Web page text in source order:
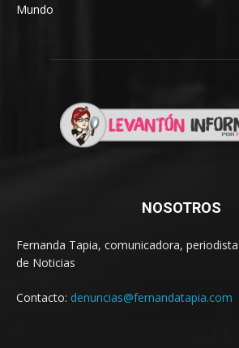
Mundo
NOSOTROS
Fernanda Tapia, comunicadora,
de Noticias
Contacto: denuncias@fernandatapia.com